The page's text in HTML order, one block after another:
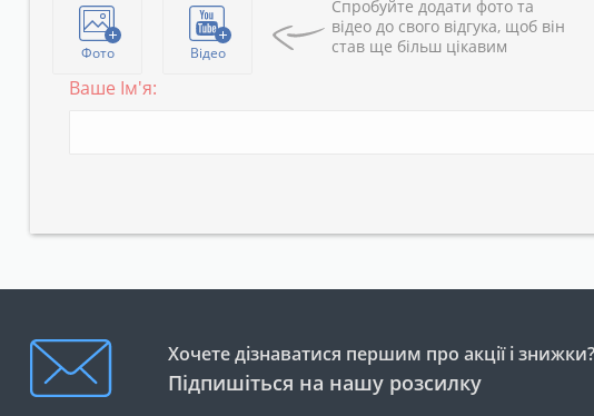
Фото Відео
Спробуйте додати фото та
відео до свого відгука, щоб він
став ще більш цікавим
Ваше Ім'я:
Хочете дізнаватися першим про акції і знижки?
Підпишіться на нашу розсилку